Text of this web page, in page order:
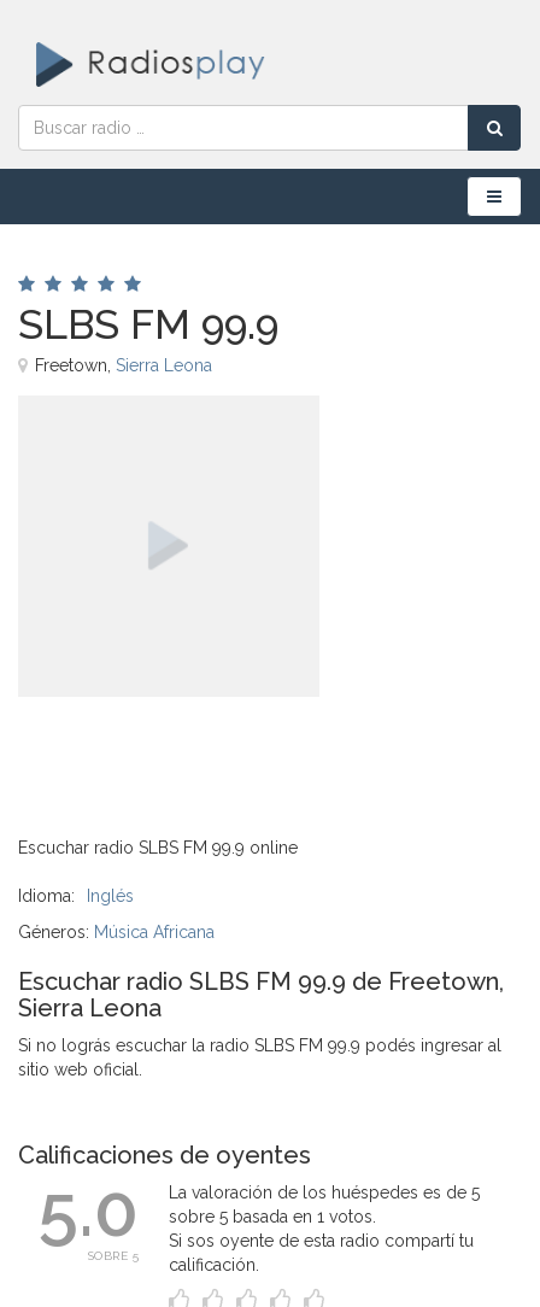
Menú
SLBS FM 99.9
Freetown, Sierra Leona
Escuchar radio SLBS FM 99.9 online
Idioma:
Inglés
Géneros: Música Africana
Escuchar radio SLBS FM 99.9 de Freetown,
Sierra Leona
Si no lográs escuchar la radio SLBS FM 99.9 podés ingresar al
sitio web oficial.
Calificaciones de oyentes
5.0
SOBRE 5
La valoración de los huéspedes es de 5
sobre 5 basada en 1 votos.
Si sos oyente de esta radio compartí tu
calificación.